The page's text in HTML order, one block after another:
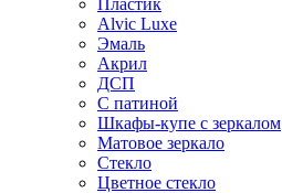
Пластик
Alvic Luxe
Эмаль
Акрил
ДСП
С патиной
Шкафы-купе с зеркалом
Матовое зеркало
Стекло
Цветное стекло